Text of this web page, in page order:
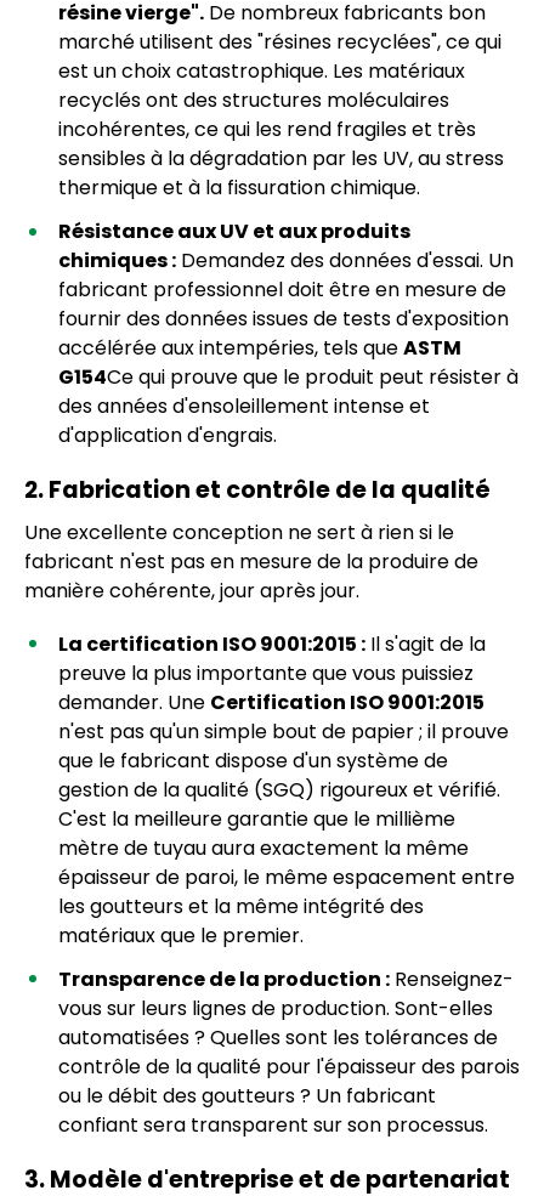
résine vierge". De nombreux fabricants bon
marché utilisent des "résines recyclées", ce qui
est un choix catastrophique. Les matériaux
recyclés ont des structures moléculaires
incohérentes, ce qui les rend fragiles et très
sensibles à la dégradation par les UV, au stress
thermique et à la fissuration chimique.
Résistance aux UV et aux produits
chimiques : Demandez des données d'essai. Un
fabricant professionnel doit être en mesure de
fournir des données issues de tests d'exposition
accélérée aux intempéries, tels queASTM
G154Ce qui prouve que le produit peut résister à
des années d'ensoleillement intense et
d'application d'engrais.
2. Fabrication et contrôle de la qualité
Une excellente conception ne sert à rien si le
fabricant n'est pas en mesure de la produire de
manière cohérente, jour après jour.
La certification ISO 9001:2015 : Il s'agit de la
preuve la plus importante que vous puissiez
demander. Une Certification ISO 9001:2015
n'est pas qu'un simple bout de papier ; il prouve
que le fabricant dispose d'un système de
gestion de la qualité (SGQ) rigoureux et vérifié.
C'est la meilleure garantie que le millième
mètre de tuyau aura exactement la même
épaisseur de paroi, le même espacement entre
les goutteurs et la même intégrité des
matériaux que le premier.
Transparence de la production : Renseignez-
vous sur leurs lignes de production. Sont-elles
automatisées ? Quelles sont les tolérances de
contrôle de la qualité pour l'épaisseur des parois
ou le débit des goutteurs ? Un fabricant
confiant sera transparent sur son processus.
3. Modèle d'entreprise et de partenariat